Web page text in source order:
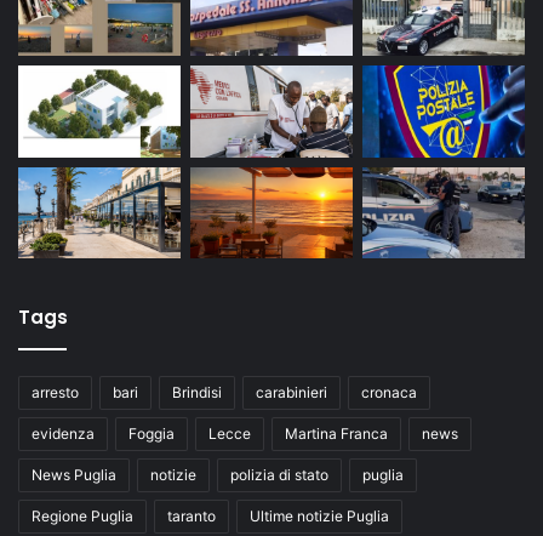
Tags
arresto bari Brindisi carabinieri cronaca
evidenza Foggia Lecce Martina Franca news
News Puglia notizie polizia di stato puglia
Regione Puglia taranto Ultime notizie Puglia